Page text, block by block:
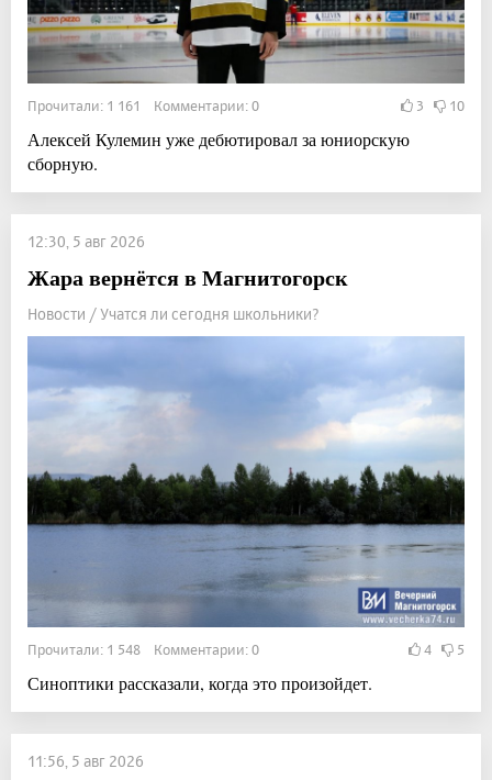
Прочитали: 1 161 Комментарии: 0 3 10
Алексей Кулемин уже дебютировал за юниорскую
сборную.
12:30, 5 авг 2026
Жара вернётся в Магнитогорск
Новости / Учатся ли сегодня школьники?
Прочитали: 1 548 Комментарии: 0 4 5
Синоптики рассказали, когда это произойдет.
11:56, 5 авг 2026